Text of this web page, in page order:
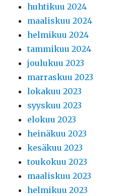
huhtikuu 2024
maaliskuu 2024
helmikuu 2024
tammikuu 2024
joulukuu 2023
marraskuu 2023
lokakuu 2023
syyskuu 2023
elokuu 2023
heinäkuu 2023
kesäkuu 2023
toukokuu 2023
maaliskuu 2023
helmikuu 2023